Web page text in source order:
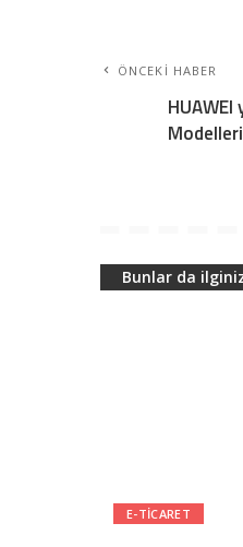
ÖNCEKI HABER
Bunlar da
E-TICARET